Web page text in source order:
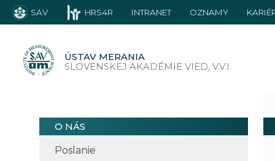
ÚSTAV MERANIA
SLOVENSKEJ AKADÉMIE VIED, V.V.I.
SAV HRS4R INTRANET OZNAMY
O NÁS
Poslanie